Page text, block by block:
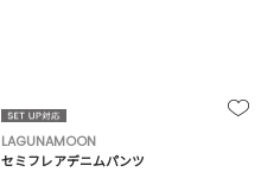
LAGUNAMOON
セミフレアデニムパンツ